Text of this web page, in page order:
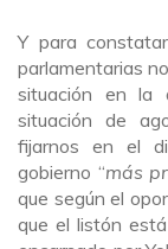
Y para
parlamentarias
situación en la
situación de
fijarnos en el
gobierno “más
que según el
que el listón